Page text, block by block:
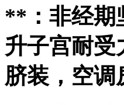
**：非经期
升子宫耐受
脐装，空调